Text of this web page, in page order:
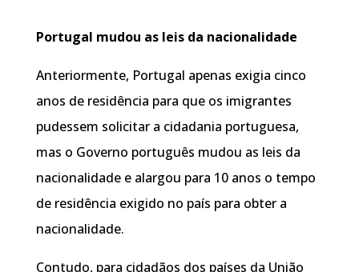
Portugal mudou as leis da nacionalidade
Anteriormente, Portugal apenas exigia cinco
anos de residência para que os imigrantes
pudessem solicitar a cidadania portuguesa,
mas o Governo português mudou as leis da
nacionalidade e alargou para 10 anos o tempo
de residência exigido no país para obter a
nacionalidade.
Contudo, para cidadãos dos países da União